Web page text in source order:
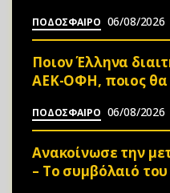
ΠΟΔΟΣΦΑΙΡΟ 06/08/2026
Ποιον Έλληνα
ΑΕΚ-ΟΦΗ, ποιος θα
ΠΟΔΟΣΦΑΙΡΟ 06/08/2026
Ανακοίνωσε την
– Το συμβόλαιό του